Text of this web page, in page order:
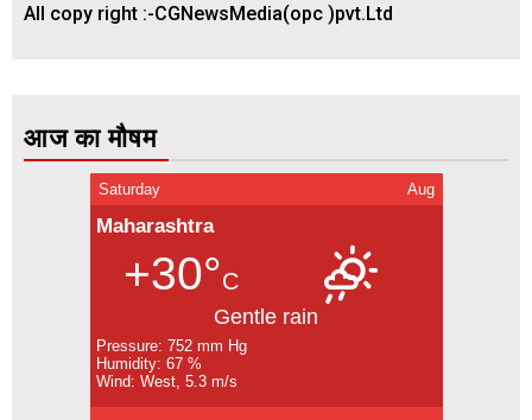
All copy right :-CGNewsMedia(opc )pvt.Ltd
आज का मौषम
Saturday Aug
Maharashtra
+30°C
Gentle rain
Pressure: 752 mm Hg
Humidity: 67 %
Wind: West, 5.3 m/s